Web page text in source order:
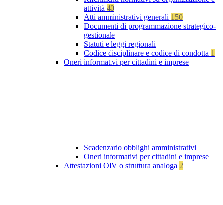
attività 40
Atti amministrativi generali 150
Documenti di programmazione strategico-
gestionale
Statuti e leggi regionali
Codice disciplinare e codice di condotta 1
Oneri informativi per cittadini e imprese
Scadenzario obblighi amministrativi
Oneri informativi per cittadini e imprese
Attestazioni OIV o struttura analoga 2